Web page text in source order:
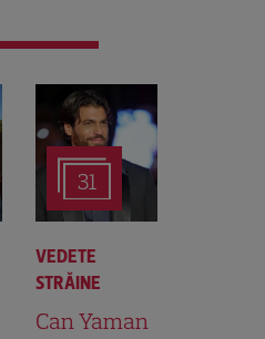
31
VEDETE
STRĂINE
Can Yaman